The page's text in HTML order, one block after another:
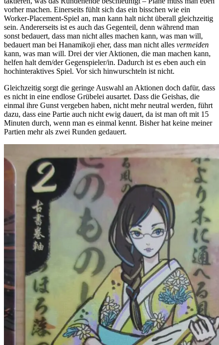
vorher machen. Einerseits fühlt sich das ein bisschen wie ein
Worker-Placement-Spiel an, man kann halt nicht überall gleichzeitig
sein. Andererseits ist es auch das Gegenteil, denn während man
sonst bedauert, dass man nicht alles machen kann, was man will,
bedauert man bei Hanamikoji eher, dass man nicht alles vermeiden
kann, was man will. Drei der vier Aktionen, die man machen kann,
helfen halt dem/der Gegenspieler/in. Dadurch ist es eben auch ein
hochinteraktives Spiel. Vor sich hinwurschteln ist nicht.
Gleichzeitig sorgt die geringe Auswahl an Aktionen doch dafür, dass
es nicht in eine endlose Grübelei ausartet. Dass die Geishas, die
einmal ihre Gunst vergeben haben, nicht mehr neutral werden, führt
dazu, dass eine Partie auch nicht ewig dauert, da ist man oft mit 15
Minuten durch, wenn man es einmal kennt. Bisher hat keine meiner
Partien mehr als zwei Runden gedauert.